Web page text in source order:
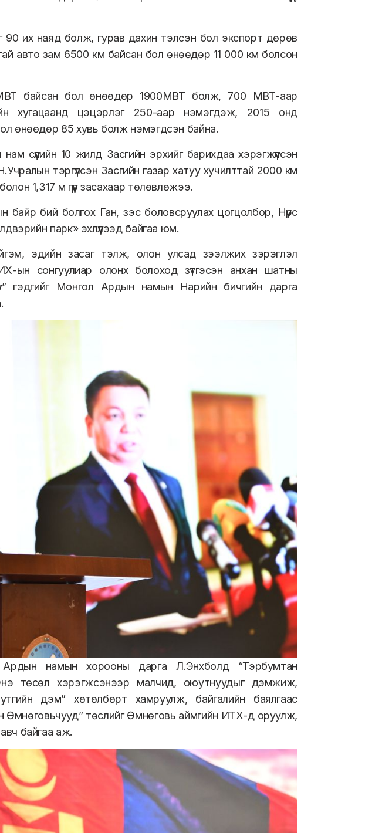
90 их наяд болж, гурав дахин тэлсэн бол экспорт дөрөв
авто зам 6500 км байсан бол өнөөдөр 11 000 км болсон
МВТ байсан бол өнөөдөр 1900МВТ болж, 700 МВТ-аар
хугацаанд цэцэрлэг 250-аар нэмэгдэж, 2015 онд
өнөөдөр 85 хувь болж нэмэгдсэн байна.
сүүлийн 10 жилд Засгийн эрхийг барихдаа хэрэгжүүлсэн
тэргүүлсэн Засгийн газар хатуу хучилттай 2000 км
1,317 м гүүр засахаар төлөвлөжээ.
бий болгох Ган, зэс боловсруулах цогцолбор, Нүүрс
парк» эхлүүлээд байгаа юм.
эдийн засаг тэлж, олон улсад зээлжих зэрэглэл
сонгуулиар олонх болоход зүтгэсэн анхан шатны
гэдгийг Монгол Ардын намын Нарийн бичгийн дарга
намын хорооны дарга Л.Энхболд “Тэрбумтан
төсөл хэрэгжсэнээр малчид, оюутнуудыг дэмжиж,
дэм” хөтөлбөрт хамруулж, байгалийн баялгаас
Өмнөговьчууд” төслийг Өмнөговь аймгийн ИТХ-д оруулж,
байгаа аж.